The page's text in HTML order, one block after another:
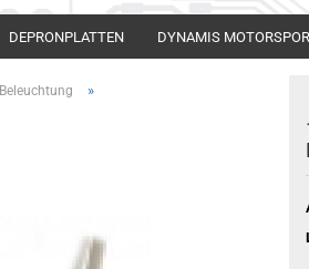
DEPRONPLATTEN DYNAMIS
Beleuchtung »